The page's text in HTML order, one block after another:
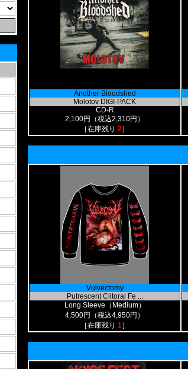
Another Bloodshed
Molotov DIGI-PACK
CD-R
2,100円（税込2,310円）
［在庫残り 2］
Vulvectomy
Putrescent Clitoral Fe ...
Long Sleeve（Medium）
4,500円（税込4,950円）
［在庫残り 1］